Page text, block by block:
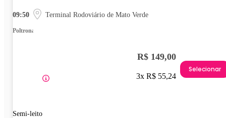
09:50 Terminal Rodoviário de Mato Verde
Poltrona
Semi-leito
R$ 149,00
3x R$ 55,24
Selecionar